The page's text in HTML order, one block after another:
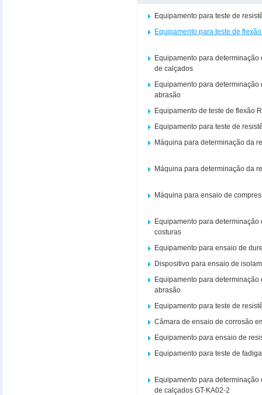
Equipamento para teste de
Equipamento para teste de
Equipamento para
de calçados
Equipamento para determinação
abrasão
Equipamento de teste de flexão
Equipamento para teste de
Máquina para determinação da
Máquina para determinação da
Máquina para ensaio de
Equipamento para
costuras
Equipamento para ensaio de
Dispositivo para ensaio de
Equipamento para determinação
abrasão
Equipamento para teste de
Câmara de ensaio de corrosão
Equipamento para ensaio de
Equipamento para teste de
Equipamento para
de calçados GT-KA02-2